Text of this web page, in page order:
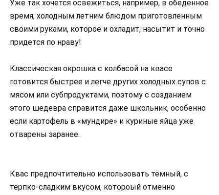
Уже так хочется освежиться, например, в обеденное
время, холодным летним блюдом приготовленным
своими руками, которое и охладит, насытит и точно
придется по нраву!
Классическая окрошка с колбасой на квасе
готовится быстрее и легче других холодных супов с
мясом или субпродуктами, поэтому с созданием
этого шедевра справится даже школьник, особенно
если картофель в «мундире» и куриные яйца уже
отварены заранее.
Квас предпочтительно использовать тёмный, с
терпко-сладким вкусом, котороый отменно